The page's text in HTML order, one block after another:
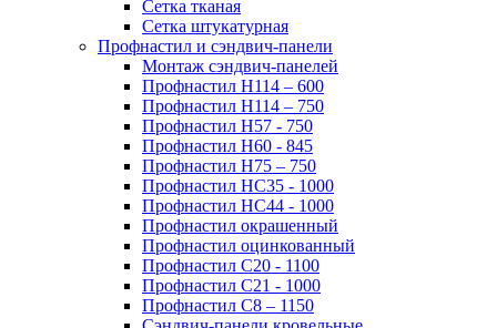
Сетка тканая
Сетка штукатурная
Профнастил и сэндвич-панели
Монтаж сэндвич-панелей
Профнастил Н114 – 600
Профнастил Н114 – 750
Профнастил Н57 - 750
Профнастил Н60 - 845
Профнастил Н75 – 750
Профнастил НС35 - 1000
Профнастил НС44 - 1000
Профнастил окрашенный
Профнастил оцинкованный
Профнастил С20 - 1100
Профнастил С21 - 1000
Профнастил С8 – 1150